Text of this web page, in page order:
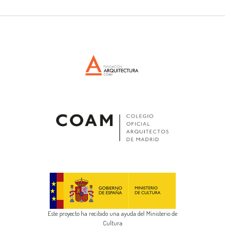
Este proyecto ha recibido una ayuda del Ministerio de
Cultura